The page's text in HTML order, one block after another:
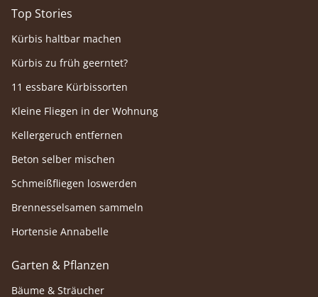
Top Stories
Kürbis haltbar machen
Kürbis zu früh geerntet?
11 essbare Kürbissorten
Kleine Fliegen in der Wohnung
Kellergeruch entfernen
Beton selber mischen
Schmeißfliegen loswerden
Brennesselsamen sammeln
Hortensie Annabelle
Garten & Pflanzen
Bäume & Sträucher